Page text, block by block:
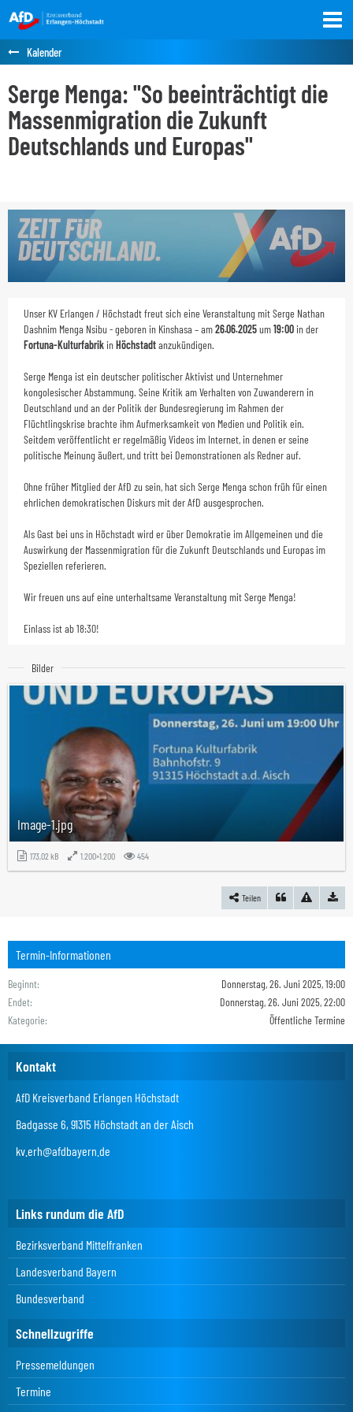
Kalender
Serge Menga: "So beeinträchtigt die
Massenmigration die Zukunft
Deutschlands und Europas"
Unser KV Erlangen / Höchstadt freut sich eine Veranstaltung mit Serge Nathan
Dashnim Menga Nsibu - geboren in Kinshasa – am26.06.2025um19:00in der
Fortuna-KulturfabrikinHöchstadtanzukündigen.
Serge Menga ist ein deutscher politischer Aktivist und Unternehmer
kongolesischer Abstammung. Seine Kritik am Verhalten von Zuwanderern in
Deutschland und an der Politik der Bundesregierung im Rahmen der
Flüchtlingskrise brachte ihm Aufmerksamkeit von Medien und Politik ein.
Seitdem veröffentlicht er regelmäßig Videos im Internet, in denen er seine
politische Meinung äußert, und tritt bei Demonstrationen als Redner auf.
Ohne früher Mitglied der AfD zu sein, hat sich Serge Menga schon früh für einen
ehrlichen demokratischen Diskurs mit der AfD ausgesprochen.
Als Gast bei uns in Höchstadt wird er über Demokratie im Allgemeinen und die
Auswirkung der Massenmigration für die Zukunft Deutschlands und Europas im
Speziellen referieren.
Wir freuen uns auf eine unterhaltsame Veranstaltung mit Serge Menga!
Einlass ist ab 18:30!
Bilder
Image-1.jpg
173,02 kB 1.200×1.200 454
Teilen
Termin-Informationen
Beginnt
Donnerstag, 26. Juni 2025, 19:00
Endet
Donnerstag, 26. Juni 2025, 22:00
Kategorie
Öffentliche Termine
Kontakt
AfD Kreisverband Erlangen Höchstadt
Badgasse 6, 91315 Höchstadt an der Aisch
kv.erh@afdbayern.de
Links rundum die AfD
Bezirksverband Mittelfranken
Landesverband Bayern
Bundesverband
Schnellzugriffe
Pressemeldungen
Termine